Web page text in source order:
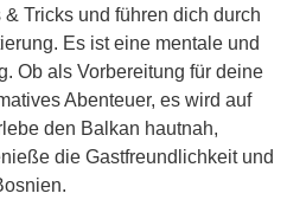
Tricks und führen dich durch
Es ist eine mentale und
Ob als Vorbereitung für deine
Abenteuer, es wird auf
den Balkan hautnah,
die Gastfreundlichkeit und